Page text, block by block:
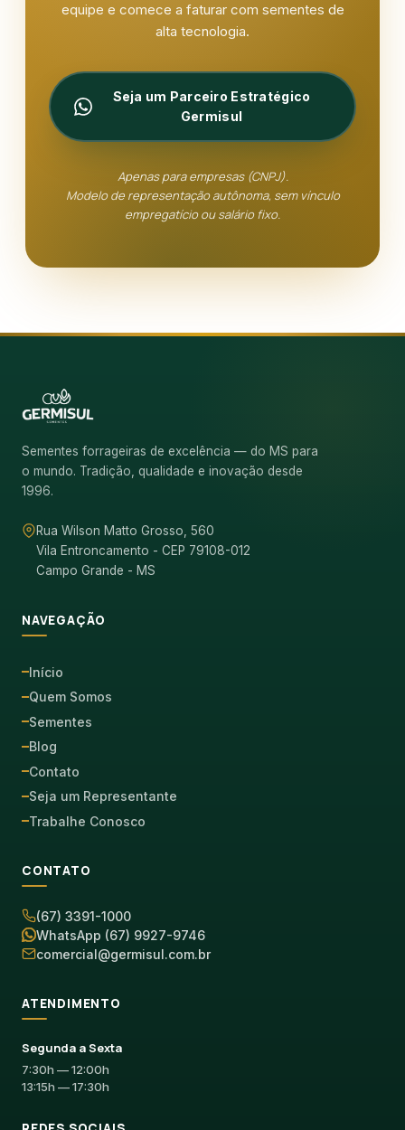
equipe e comece a faturar com sementes de
alta tecnologia.
Seja um Parceiro Estratégico
Germisul
Apenas para empresas (CNPJ).
Modelo de representação autônoma, sem vínculo
empregatício ou salário fixo.
Sementes forrageiras de excelência — do MS para
o mundo. Tradição, qualidade e inovação desde
1996.
Rua Wilson Matto Grosso, 560
Vila Entroncamento - CEP 79108-012
Campo Grande - MS
NAVEGAÇÃO
Início
Quem Somos
Sementes
Blog
Contato
Seja um Representante
Trabalhe Conosco
CONTATO
(67) 3391-1000
WhatsApp (67) 9927-9746
comercial@germisul.com.br
ATENDIMENTO
Segunda a Sexta
7:30h — 12:00h
13:15h — 17:30h